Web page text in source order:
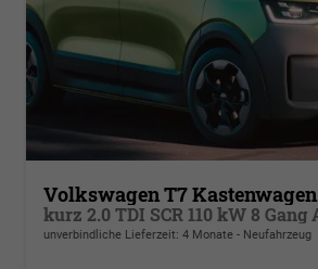
Volkswagen T7 Kastenwagen
unverbindliche Lieferzeit: 4 Monate Neufahrzeug